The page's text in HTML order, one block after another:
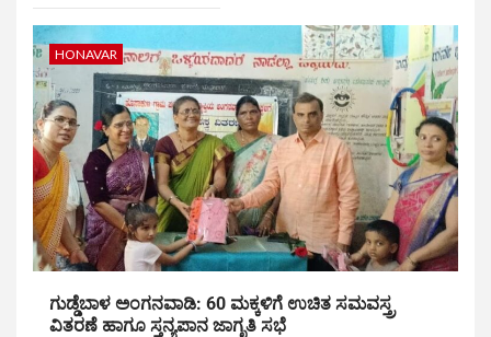
HONAVAR
ಗುಡ್ಡೆಬಾಳ ಅಂಗನವಾಡಿ: 60 ಮಕ್ಕಳಿಗೆ ಉಚಿತ ಸಮವಸ್ತ್ರ
ವಿತರಣೆ ಹಾಗೂ ಸ್ತನ್ಯಪಾನ ಜಾಗೃತಿ ಸಭೆ